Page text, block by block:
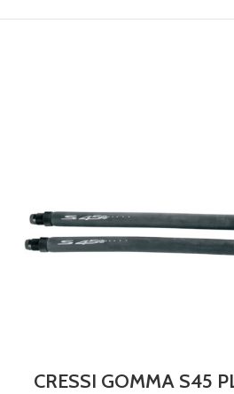
CRESSI GOMMA S45